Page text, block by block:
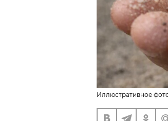
Иллюстративное